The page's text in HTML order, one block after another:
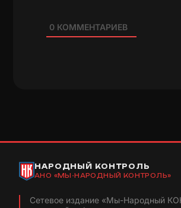
0КОММЕНТАРИЕВ
НАРОДНЫЙ КОНТРОЛЬ
АНО «МЫ-НАРОДНЫЙ КОНТРОЛЬ»
Сетевое издание «Мы-Народный